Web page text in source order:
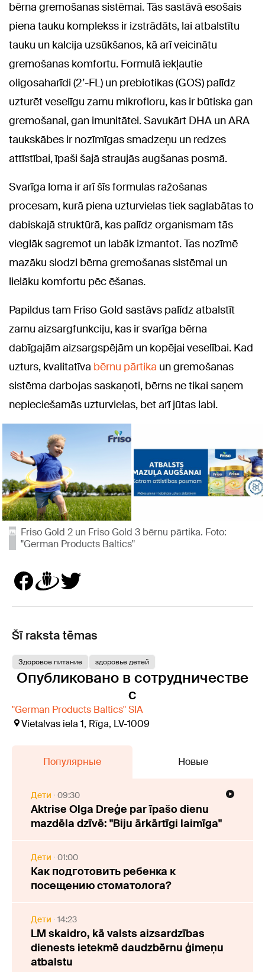
bērna gremošanas sistēmai. Tās sastāvā esošais
piena tauku komplekss ir izstrādāts, lai atbalstītu
tauku un kalcija uzsūkšanos, kā arī veicinātu
gremošanas komfortu. Formulā iekļautie
oligosaharīdi (2’-FL) un prebiotikas (GOS) palīdz
uzturēt veselīgu zarnu mikrofloru, kas ir būtiska gan
gremošanai, gan imunitātei. Savukārt DHA un ARA
taukskābes ir nozīmīgas smadzeņu un redzes
attīstībai, īpaši šajā straujās augšanas posmā.
Svarīga loma ir arī šīs formulas ražošanas
procesam, kurā piena uzturvielas tiek saglabātas to
dabiskajā struktūrā, kas palīdz organismam tās
vieglāk sagremot un labāk izmantot. Tas nozīmē
mazāku slodzi bērna gremošanas sistēmai un
lielāku komfortu pēc ēšanas.
Papildus tam Friso Gold sastāvs palīdz atbalstīt
zarnu aizsargfunkciju, kas ir svarīga bērna
dabīgajām aizsargspējām un kopējai veselībai. Kad
uzturs, kvalitatīva bērnu pārtika un gremošanas
sistēma darbojas saskaņoti, bērns ne tikai saņem
nepieciešamās uzturvielas, bet arī jūtas labi.
Friso Gold 2 un Friso Gold 3 bērnu pārtika. Foto:
"German Products Baltics"
Šī raksta tēmas
Здоровое питание здоровье детей
Опубликовано в сотрудничестве
с
"German Products Baltics" SIA
Vietalvas iela 1, Rīga, LV-1009
Популярные Новые
Дети 09:30
Aktrise Olga Dreģe par īpašo dienu
mazdēla dzīvē: "Biju ārkārtīgi laimīga"
Дети 01:00
Как подготовить ребенка к
посещению стоматолога?
Дети 14:23
LM skaidro, kā valsts aizsardzības
dienests ietekmē daudzbērnu ģimeņu
atbalstu